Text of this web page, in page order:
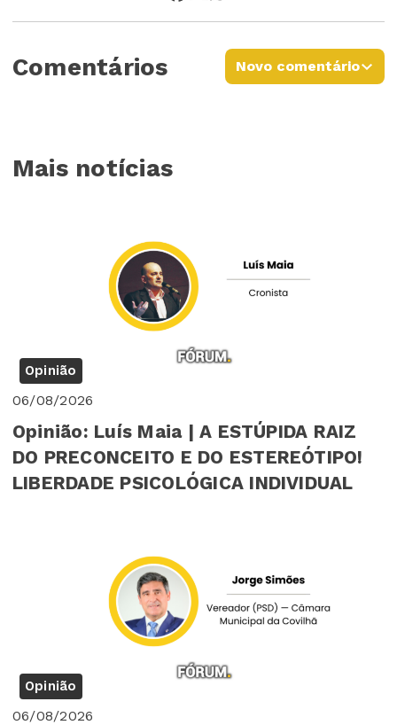
Comentários Novo comentário
Mais notícias
Opinião
06/08/2026
Opinião: Luís Maia | A ESTÚPIDA RAIZ
DO PRECONCEITO E DO ESTEREÓTIPO!
LIBERDADE PSICOLÓGICA INDIVIDUAL
Opinião
06/08/2026